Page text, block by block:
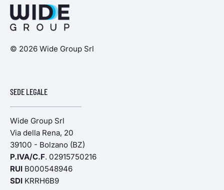
© 2026 Wide Group Srl
SEDE LEGALE
Wide Group Srl
Via della Rena, 20
39100 - Bolzano (BZ)
P.IVA/C.F. 02915750216
RUI B000548946
SDI KRRH6B9